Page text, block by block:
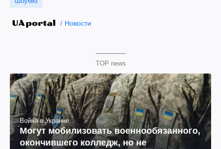
Новости
TOP news
Война в Украине
Могут мобилизовать военнообязанного,
окончившего колледж, но не